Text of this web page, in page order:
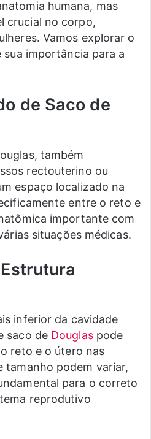
humana, mas
crucial no corpo,
Vamos explorar o
sua importância para a
de Saco de
também
rectouterino ou
espaço localizado na
entre o reto e
importante com
situações médicas.
inferior da cavidade
saco de Douglaspode
reto e o útero nas
tamanho podem variar,
para o correto
reprodutivo